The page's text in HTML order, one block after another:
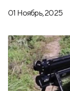
01 Ноябрь, 2025